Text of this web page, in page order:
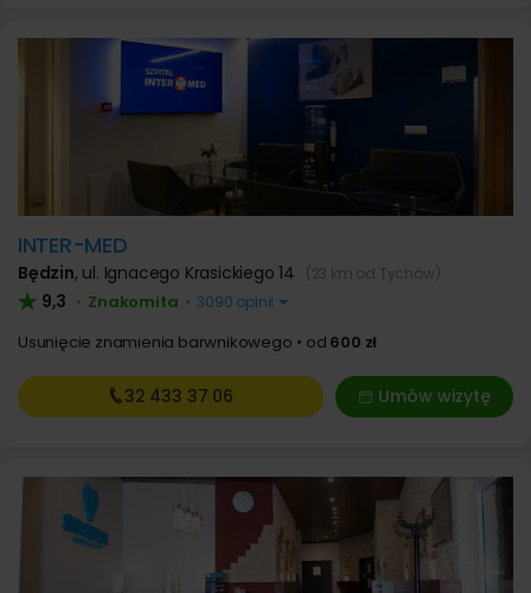
INTER-MED
Będzin, ul. Ignacego Krasickiego 14 (23 km od Tychów)
9,3 • Znakomita • 3090 opinii
Usunięcie znamienia barwnikowego od 600 zł
Umów wizytę
32 433 37 06